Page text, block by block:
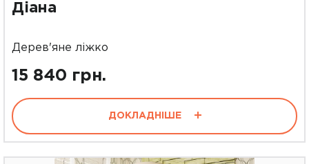
Діана
Дерев'яне ліжко
15 840 грн.
ДОКЛАДНІШЕ